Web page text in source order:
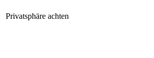
Privatsphäre achten